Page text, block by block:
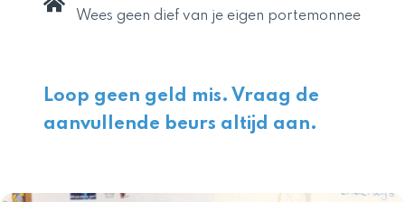
Wees geen dief van je eigen portemonnee
Loop geen geld mis. Vraag de
aanvullende beurs altijd aan.